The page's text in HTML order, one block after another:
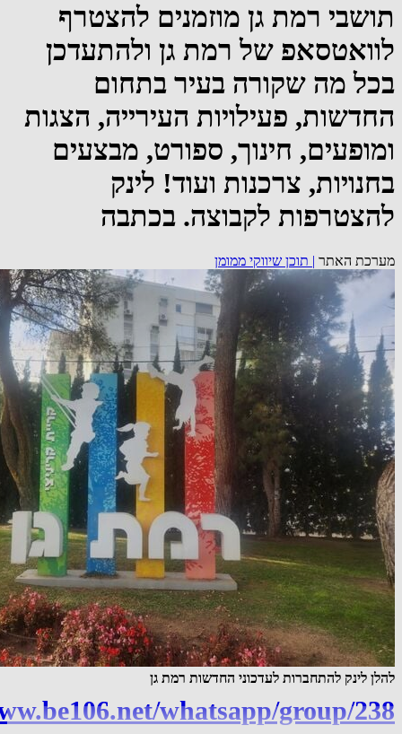
תושבי רמת גן מוזמנים להצטרף
לוואטסאפ של רמת גן ולהתעדכן
בכל מה שקורה בעיר בתחום
החדשות, פעילויות העירייה, הצגות
ומופעים, חינוך, ספורט, מבצעים
בחנויות, צרכנות ועוד! לינק
להצטרפות לקבוצה. בכתבה
מערכת האתר | תוכן שיווקי ממומן
להלן לינק להתחברות לעדכוני החדשות רמת גן
whatsapp/group/238